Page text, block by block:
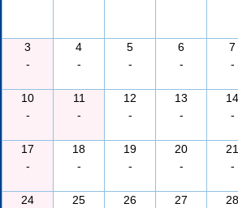
3
-
4
-
5
-
6
-
7
-
10
-
11
-
12
-
13
-
14
-
17
-
18
-
19
-
20
-
21
-
24
25
26
27
28